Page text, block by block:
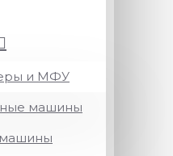
и МФУ
машины